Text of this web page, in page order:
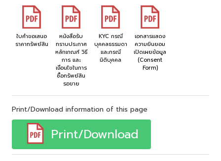
ใบคำขอเสนอ
ราคาทรัพย์สิน
หนังสือรับ
ทราบประกาศ
หลักเกณฑ์ วิธี
การ และ
เงื่อนไขในการ
ซื้อทรัพย์สิน
รอขาย
KYC กรณี
บุคคลธรรมดา
และกรณี
นิติบุคคล
เอกสารแสดง
ความยินยอม
เปิดเผยข้อมูล
(Consent
Form)
Print/Download information of this page
Print/Download